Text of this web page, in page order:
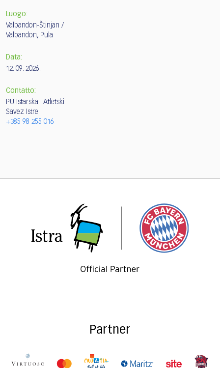
Luogo:
Valbandon-Štinjan /
Valbandon, Pula
Data:
12. 09. 2026.
Contatto:
PU Istarska i Atletski
Savez Istre
+385 98 255 016
Partner